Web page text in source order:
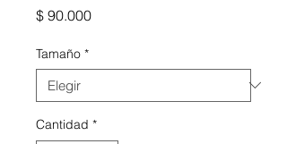
$ 90.000Precio
Tamaño *
Cantidad *